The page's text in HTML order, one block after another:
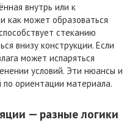
внутрь или к
как может образоваться
стеканию
внизу конструкции. Если
может испаряться
условий. Эти нюансы и
ориентации материала.
— разные логики